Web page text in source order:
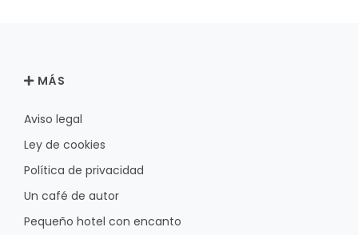
MÁS
Aviso legal
Ley de cookies
Política de privacidad
Un café de autor
Pequeño hotel con encanto